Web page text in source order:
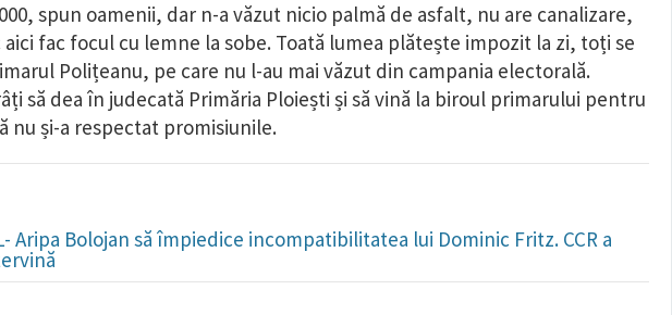
spun oamenii, dar n-a văzut nicio palmă de asfalt, nu are canalizare,
aici fac focul cu lemne la sobe. Toată lumea plătește impozit la zi, toți se
Polițeanu, pe care nu l-au mai văzut din campania electorală.
să dea în judecată Primăria Ploiești și să vină la biroul primarului pentru
nu și-a respectat promisiunile.
Aripa Bolojan să împiedice incompatibilitatea lui Dominic Fritz. CCR a